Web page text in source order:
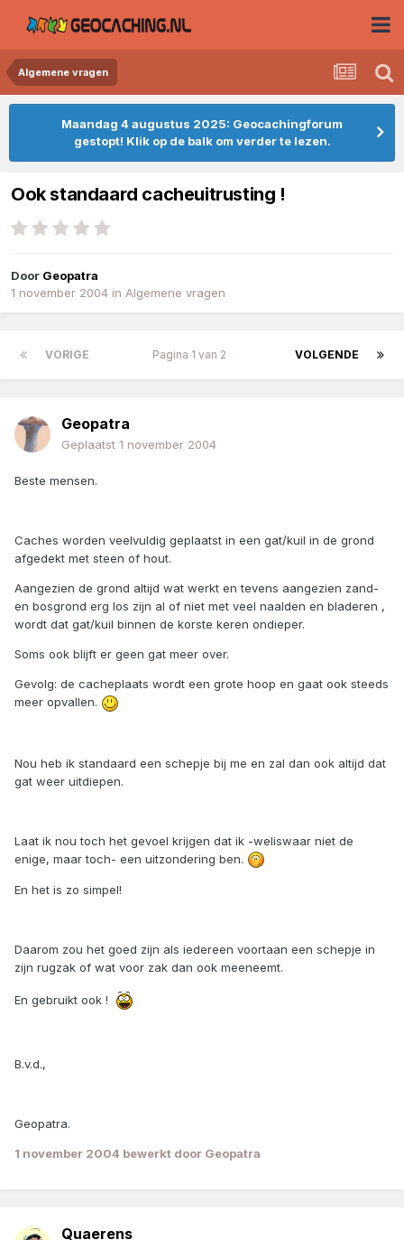
Algemene vragen
Maandag 4 augustus 2025: Geocachingforum
gestopt! Klik op de balk om verder te lezen.
Ook standaard cacheuitrusting !
Door Geopatra
1 november 2004 in Algemene vragen
VORIGE VOLGENDE
Pagina 1 van 2
Geopatra
Geplaatst 1 november 2004
Beste mensen.
Caches worden veelvuldig geplaatst in een gat/kuil in de grond
afgedekt met steen of hout.
Aangezien de grond altijd wat werkt en tevens aangezien zand-
en bosgrond erg los zijn al of niet met veel naalden en bladeren ,
wordt dat gat/kuil binnen de korste keren ondieper.
Soms ook blijft er geen gat meer over.
Gevolg: de cacheplaats wordt een grote hoop en gaat ook steeds
meer opvallen.
Nou heb ik standaard een schepje bij me en zal dan ook altijd dat
gat weer uitdiepen.
Laat ik nou toch het gevoel krijgen dat ik -weliswaar niet de
enige, maar toch- een uitzondering ben.
En het is zo simpel!
Daarom zou het goed zijn als iedereen voortaan een schepje in
zijn rugzak of wat voor zak dan ook meeneemt.
En gebruikt ook !
B.v.d.,
Geopatra.
1 november 2004 bewerkt door Geopatra
Quaerens